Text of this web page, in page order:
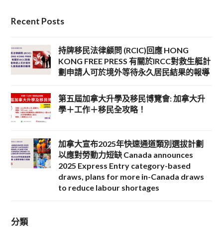
Recent Posts
持牌移民法律顧問 (RCIC)回應 HONG
KONG FREE PRESS 有關於IRCC對救生艇計
劃申請人可於境外等待永久居民結果的報導
第五屆加拿大升學及移民博覽會: 加拿大升
學＋工作＋移民全攻略！
加拿大宣布2025年快速通道類別選拔計劃
以應對勞動力短缺 Canada announces
2025 Express Entry category-based
draws, plans for more in-Canada draws
to reduce labour shortages
分類